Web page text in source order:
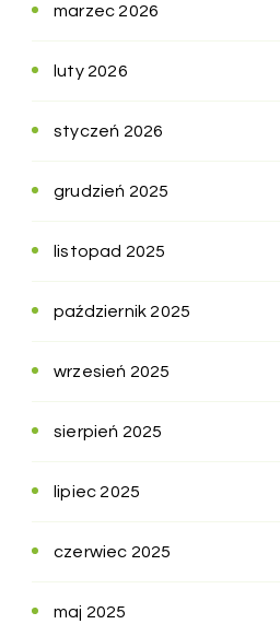
marzec 2026
luty 2026
styczeń 2026
grudzień 2025
listopad 2025
październik 2025
wrzesień 2025
sierpień 2025
lipiec 2025
czerwiec 2025
maj 2025